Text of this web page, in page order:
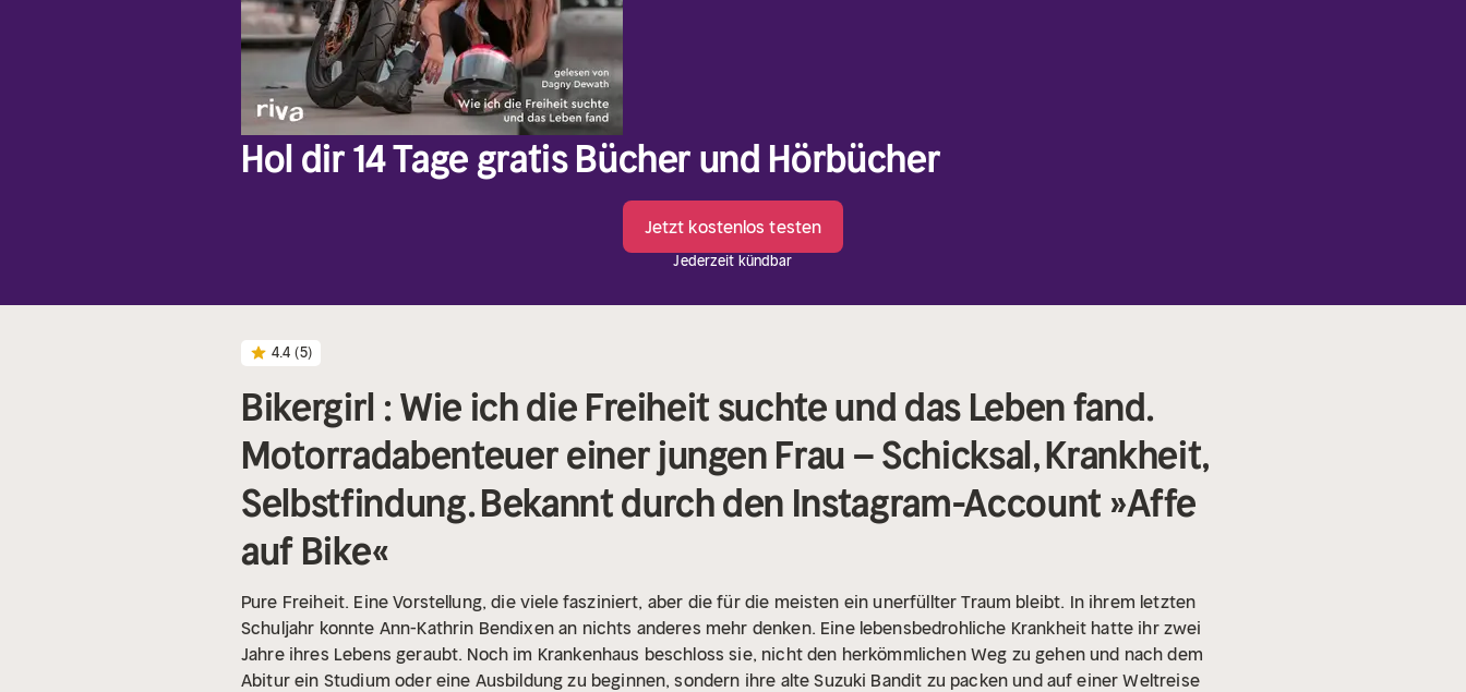
Hol dir 14 Tage gratis Bücher und Hörbücher
Jetzt kostenlos testen
Jederzeit kündbar
4.4 (5)
Bikergirl : Wie ich die Freiheit suchte und das Leben fand.
Motorradabenteuer einer jungen Frau – Schicksal, Krankheit,
Selbstfindung. Bekannt durch den Instagram-Account »Affe
auf Bike«
Pure Freiheit. Eine Vorstellung, die viele fasziniert, aber die für die meisten ein unerfüllter Traum bleibt. In ihrem letzten
Schuljahr konnte Ann-Kathrin Bendixen an nichts anderes mehr denken. Eine lebensbedrohliche Krankheit hatte ihr zwei
Jahre ihres Lebens geraubt. Noch im Krankenhaus beschloss sie, nicht den herkömmlichen Weg zu gehen und nach dem
Abitur ein Studium oder eine Ausbildung zu beginnen, sondern ihre alte Suzuki Bandit zu packen und auf einer Weltreise